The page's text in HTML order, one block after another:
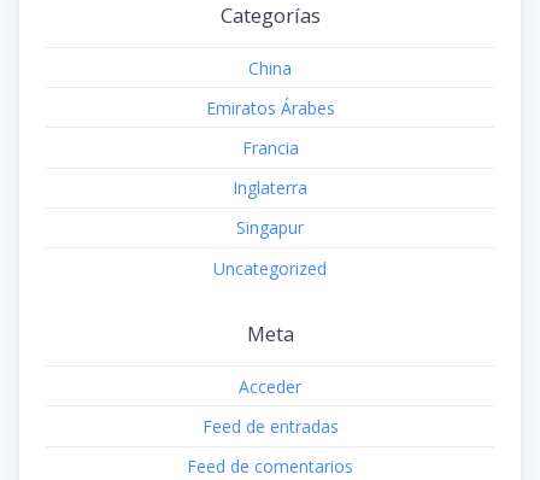
Categorías
China
Emiratos Árabes
Francia
Inglaterra
Singapur
Uncategorized
Meta
Acceder
Feed de entradas
Feed de comentarios